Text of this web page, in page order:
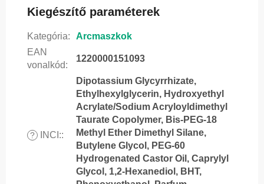
Kiegészítő paraméterek
Kategória:
Arcmaszkok
EAN
vonalkód:
1220000151093
? INCI::
Dipotassium Glycyrrhizate,
Ethylhexylglycerin, Hydroxyethyl
Acrylate/Sodium Acryloyldimethyl
Taurate Copolymer, Bis-PEG-18
Methyl Ether Dimethyl Silane,
Butylene Glycol, PEG-60
Hydrogenated Castor Oil, Caprylyl
Glycol, 1,2-Hexanediol, BHT,